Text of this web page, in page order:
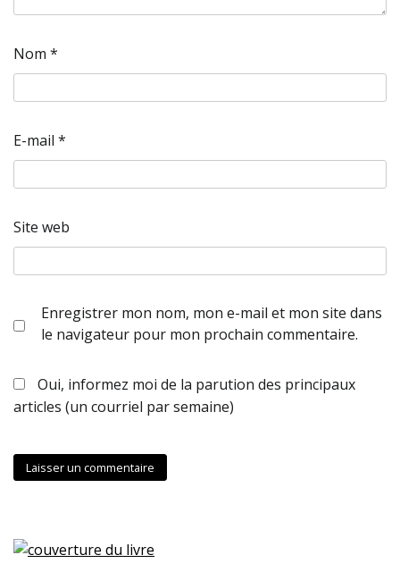
Nom *
E-mail *
Site web
Enregistrer mon nom, mon e-mail et mon site dans
le navigateur pour mon prochain commentaire.
Oui, informez moi de la parution des principaux
articles (un courriel par semaine)